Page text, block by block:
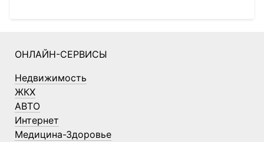
ОНЛАЙН-СЕРВИСЫ
Недвижимость
ЖКХ
АВТО
Интернет
Медицина-Здоровье